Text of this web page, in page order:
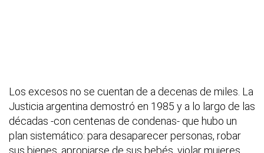
Los excesos no se cuentan de a decenas de miles. La
Justicia argentina demostró en 1985 y a lo largo de las
décadas -con centenas de condenas- que hubo un
plan sistemático: para desaparecer personas, robar
sus bienes, apropiarse de sus bebés, violar mujeres